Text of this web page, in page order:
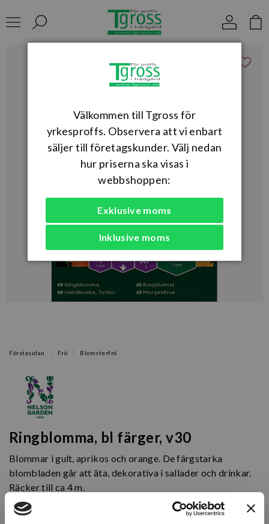
Förstasidan Frö Blomsterfrö
Ringblomma, bl färger, v30
Blommar i gult, aprikos och orange. De färgstarka
blombladen går att äta, dekorativa i sallader och drinkar.
Räcker till ca 4 m.
Artikelnr: N94876
Välkommen till Tgross för
yrkesproffs. Observera att vi enbart
säljer till företagskunder. Välj nedan
hur priserna ska visas i
webbshoppen:
Exklusive moms
Inklusive moms